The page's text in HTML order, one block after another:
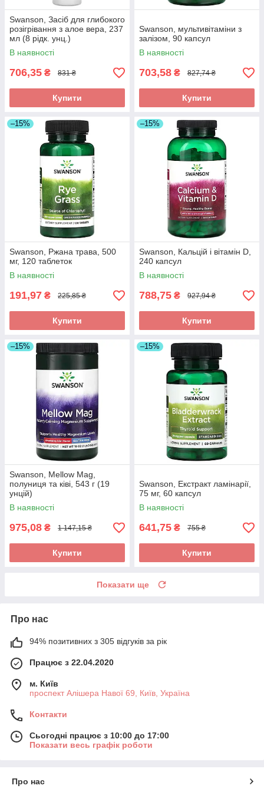
Swanson, Засіб для глибокого
розігрівання з алое вера, 237
мл (8 рідк. унц.)
В наявності
706,35 ₴ 831 ₴
Купити
Swanson, мультивітаміни з
залізом, 90 капсул
В наявності
703,58 ₴ 827,74 ₴
Купити
–15%
Swanson, Ржана трава, 500
мг, 120 таблеток
В наявності
191,97 ₴ 225,85 ₴
Купити
–15%
Swanson, Кальцій і вітамін D,
240 капсул
В наявності
788,75 ₴ 927,94 ₴
Купити
–15%
Swanson, Mellow Mag,
полуниця та ківі, 543 г (19
унцій)
В наявності
975,08 ₴ 1 147,15 ₴
Купити
–15%
Swanson, Екстракт ламінарії,
75 мг, 60 капсул
В наявності
641,75 ₴ 755 ₴
Купити
Показати ще
Про нас
94% позитивних з 305 відгуків за рік
Працює з 22.04.2020
м. Київ
проспект Алішера Навої 69, Київ, Україна
Контакти
Сьогодні працює з 10:00 до 17:00
Показати весь графік роботи
Про нас